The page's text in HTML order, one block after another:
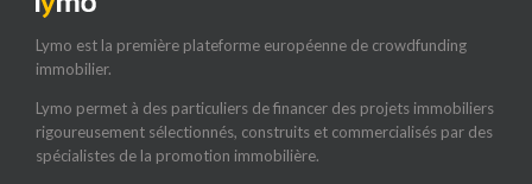
Lymo est la première plateforme européenne de crowdfunding
immobilier.
Lymo permet à des particuliers de financer des projets immobiliers
rigoureusement sélectionnés, construits et commercialisés par des
spécialistes de la promotion immobilière.